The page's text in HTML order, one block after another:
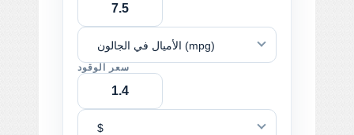
الأميال في الجالون (mpg)
سعر الوقود
$